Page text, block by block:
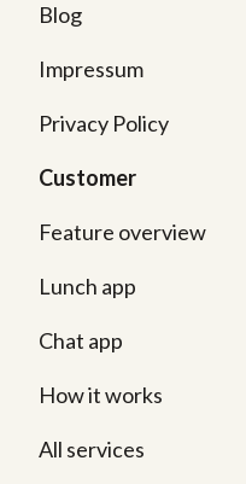
Blog
Impressum
Privacy Policy
Customer
Feature overview
Lunch app
Chat app
How it works
All services